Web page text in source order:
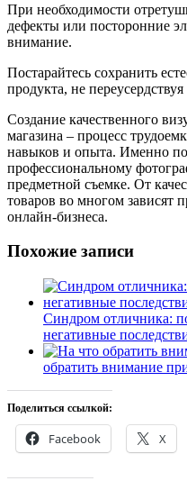
При необходимости
дефекты или посторонние
внимание.
Постарайтесь сохранить
продукта, не
Создание качественного
магазина – процесс
навыков и опыта. Именно
профессиональному
предметной съемке. От
товаров во многом зависят
онлайн-бизнеса.
Похожие записи
Синдром отличника:
негативные
обратить внимание
Поделиться ссылкой:
Facebook X